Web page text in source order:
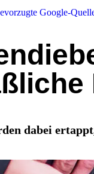
Google-
dabei